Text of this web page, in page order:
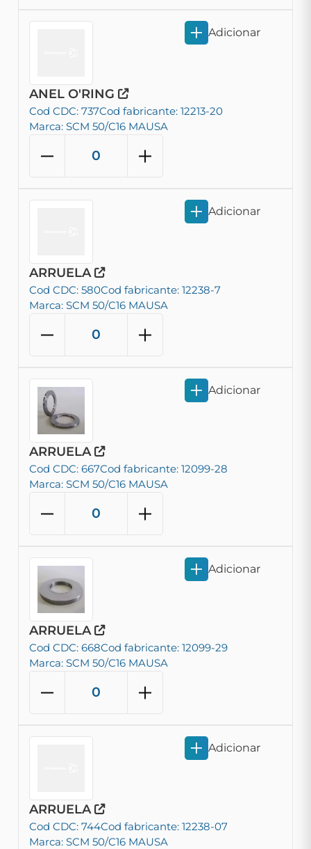
ANEL O'RING
Cod CDC: 737Cod fabricante: 12213-20
Marca: SCM 50/C16 MAUSA
Adicionar
ARRUELA
Cod CDC: 580Cod fabricante: 12238-7
Marca: SCM 50/C16 MAUSA
Adicionar
ARRUELA
Cod CDC: 667Cod fabricante: 12099-28
Marca: SCM 50/C16 MAUSA
Adicionar
ARRUELA
Cod CDC: 668Cod fabricante: 12099-29
Marca: SCM 50/C16 MAUSA
Adicionar
ARRUELA
Cod CDC: 744Cod fabricante: 12238-07
Marca: SCM 50/C16 MAUSA
Adicionar